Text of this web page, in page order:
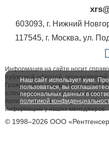
603093, г. Нижний
117545, г. Москва, ул.
Информация на сайте носит
публичной офертой,
Гражданского кодекса Российской
(спецификация) и комплект
производителем без
информацию у наших менеджеров.
© 1998–2026 ООО
Наш сайт использует куки.
пользоваться, вы
персональных данных в
политикой